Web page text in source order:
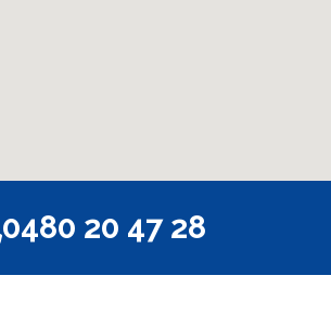
0480 20 47 28